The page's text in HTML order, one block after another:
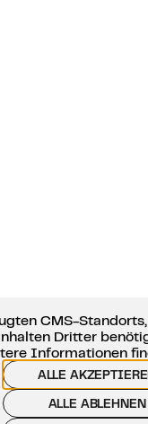
CMS-
Dritter
Informationen
ALLE
ALLE ABLEHNEN